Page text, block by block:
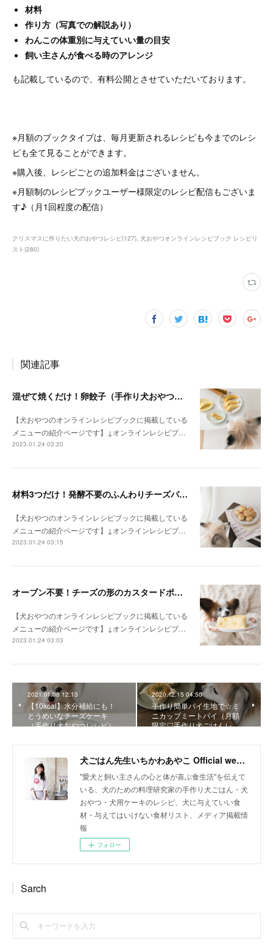
材料
作り方（写真での解説あり）
わんこの体重別に与えていい量の目安
飼い主さんが食べる時のアレンジ
も記載しているので、有料公開とさせていただいております。
※月額のブックタイプは、毎月更新されるレシピも今までのレシ
ピも全て見ることができます。
※購入後、レシピごとの追加料金はございません。
※月額制のレシピブックユーザー様限定のレシピ配信もございま
す♪（月1回程度の配信）
クリスマスに作りたい犬のおやつレシピ(127) 犬おやつオンラインレシピブック レシピリ
スト(280)
関連記事
混ぜて焼くだけ！卵餃子（手作り犬おやつレシピ）
【犬おやつのオンラインレシピブックに掲載している
メニューの紹介ページです】↓オンラインレシピブ…
2023.01.24 03:20
材料3つだけ！発酵不要のふんわりチーズパン（手作り犬おやつレシピ）
【犬おやつのオンラインレシピブックに掲載している
メニューの紹介ページです】↓オンラインレシピブ…
2023.01.24 03:15
オーブン不要！チーズの形のカスタードポテトケーキ（手作り犬おやつレシピ）
【犬おやつのオンラインレシピブックに掲載している
メニューの紹介ページです】↓オンラインレシピブ…
2023.01.24 03:03
2021.01.08 12:13
【10kcal】水分補給にも！
とうめいなチーズケーキ
（手作り犬おやつレシピ）
2020.12.15 04:50
手作り簡単パイ生地で☆ミ
ニカップミートパイ（月額
限定♡手作り犬ごはんレ…
犬ごはん先生いちかわあやこ Official web site
"愛犬と飼い主さんの心と体が喜ぶ食生活"を伝えて
いる、犬のための料理研究家の手作り犬ごはん・犬
おやつ・犬用ケーキのレシピ、犬に与えていい食
材・与えてはいけない食材リスト、メディア掲載情
報
フォロー
Sarch